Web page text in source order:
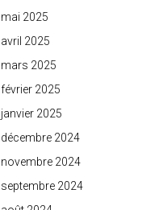
mai 2025
avril 2025
mars 2025
février 2025
janvier 2025
décembre 2024
novembre 2024
septembre 2024